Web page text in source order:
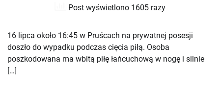
Post wyświetlono 1605 razy
16 lipca około 16:45 w Pruścach na prywatnej posesji
doszło do wypadku podczas cięcia piłą. Osoba
poszkodowana ma wbitą piłę łańcuchową w nogę i silnie
[…]